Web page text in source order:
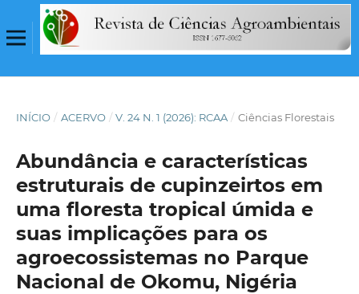
INÍCIO / ACERVO / V. 24 N. 1 (2026): RCAA / Ciências Florestais
Abundância e características
estruturais de cupinzeirtos em
uma floresta tropical úmida e
suas implicações para os
agroecossistemas no Parque
Nacional de Okomu, Nigéria